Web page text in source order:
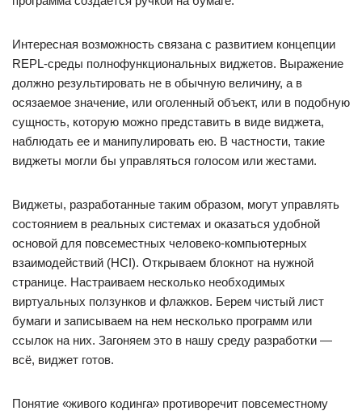
Интересная возможность связана с развитием концепции
REPL-среды полнофункциональных виджетов. Выражение
должно результировать не в обычную величину, а в
осязаемое значение, или оголенный объект, или в подобную
сущность, которую можно представить в виде виджета,
наблюдать ее и манипулировать ею. В частности, такие
виджеты могли бы управляться голосом или жестами.
Виджеты, разработанные таким образом, могут управлять
состоянием в реальных системах и оказаться удобной
основой для повсеместных человеко-компьютерных
взаимодействий (HCI). Открываем блокнот на нужной
странице. Настраиваем несколько необходимых
виртуальных ползунков и флажков. Берем чистый лист
бумаги и записываем на нем несколько программ или
ссылок на них. Загоняем это в нашу среду разработки —
всё, виджет готов.
Понятие «живого кодинга» противоречит повсеместному